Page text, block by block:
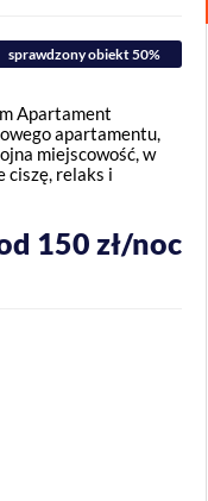
sprawdzony obiekt 50%
Apartament
apartamentu,
miejscowość, w
ciszę, relaks i
150 zł/noc